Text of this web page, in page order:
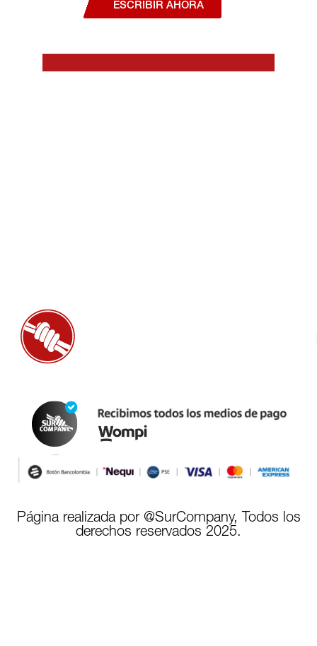
ESCRIBIR AHORA
Página realizada por @SurCompany, Todos los
derechos reservados 2025.